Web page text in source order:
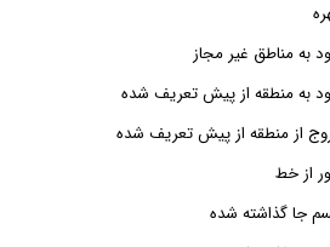
به مناطق غیر مجاز
به منطقه از پیش تعریف شده
از منطقه از پیش تعریف شده
از خط
جا گذاشته شده